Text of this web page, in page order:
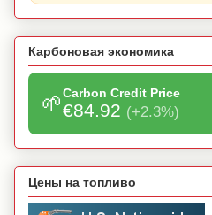
Карбоновая экономика
🌱Carbon Credit Price
€84.92 (+2.3%)
Цены на топливо